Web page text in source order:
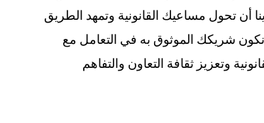
أن تحول مساعيك القانونية وتمهد الطريق
نكون شريكك الموثوق به في التعامل مع
وتعزيز ثقافة التعاون والتفاهم